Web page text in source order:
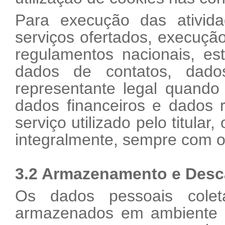
Para execução das
serviços ofertados,
regulamentos nacionais,
dados de contatos,
representante legal
dados financeiros e dados
serviço utilizado pelo
integralmente, sempre com
3.2 Armazenamento e
Os dados pessoais
armazenados em